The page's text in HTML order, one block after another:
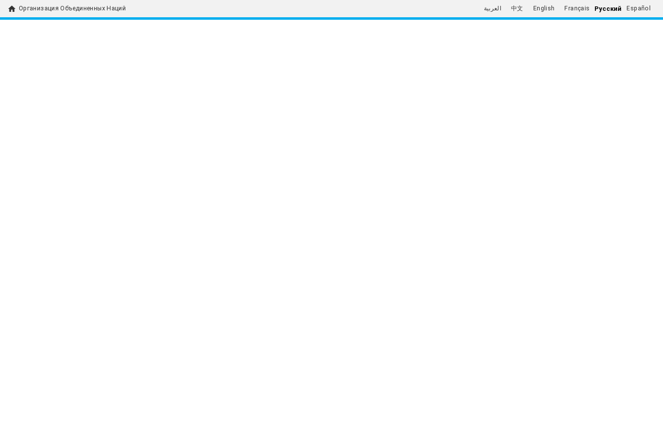
home Организация Объединенных Наций العربية 中文 English Français Русский Español